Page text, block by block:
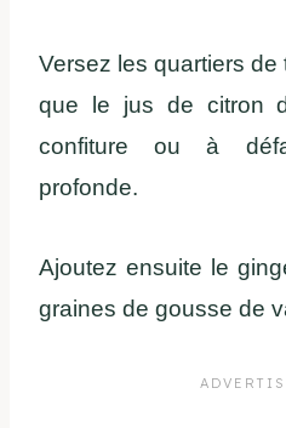
Versez les quartiers
que le jus de citron
confiture ou à
profonde.
Ajoutez ensuite le
graines de gousse de